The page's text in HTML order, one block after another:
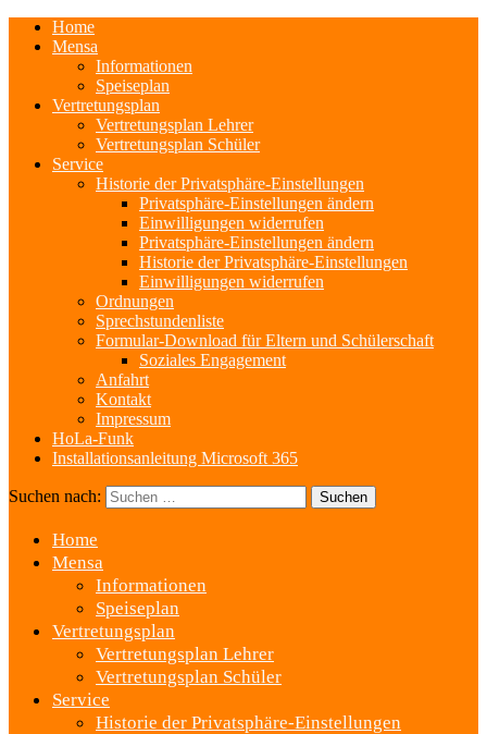
Home
Mensa
Informationen
Speiseplan
Vertretungsplan
Vertretungsplan Lehrer
Vertretungsplan Schüler
Service
Historie der Privatsphäre-Einstellungen
Privatsphäre-Einstellungen ändern
Einwilligungen widerrufen
Privatsphäre-Einstellungen ändern
Historie der Privatsphäre-Einstellungen
Einwilligungen widerrufen
Ordnungen
Sprechstundenliste
Formular-Download für Eltern und Schülerschaft
Soziales Engagement
Anfahrt
Kontakt
Impressum
HoLa-Funk
Installationsanleitung Microsoft 365
Suchen nach:
Home
Mensa
Informationen
Speiseplan
Vertretungsplan
Vertretungsplan Lehrer
Vertretungsplan Schüler
Service
Historie der Privatsphäre-Einstellungen